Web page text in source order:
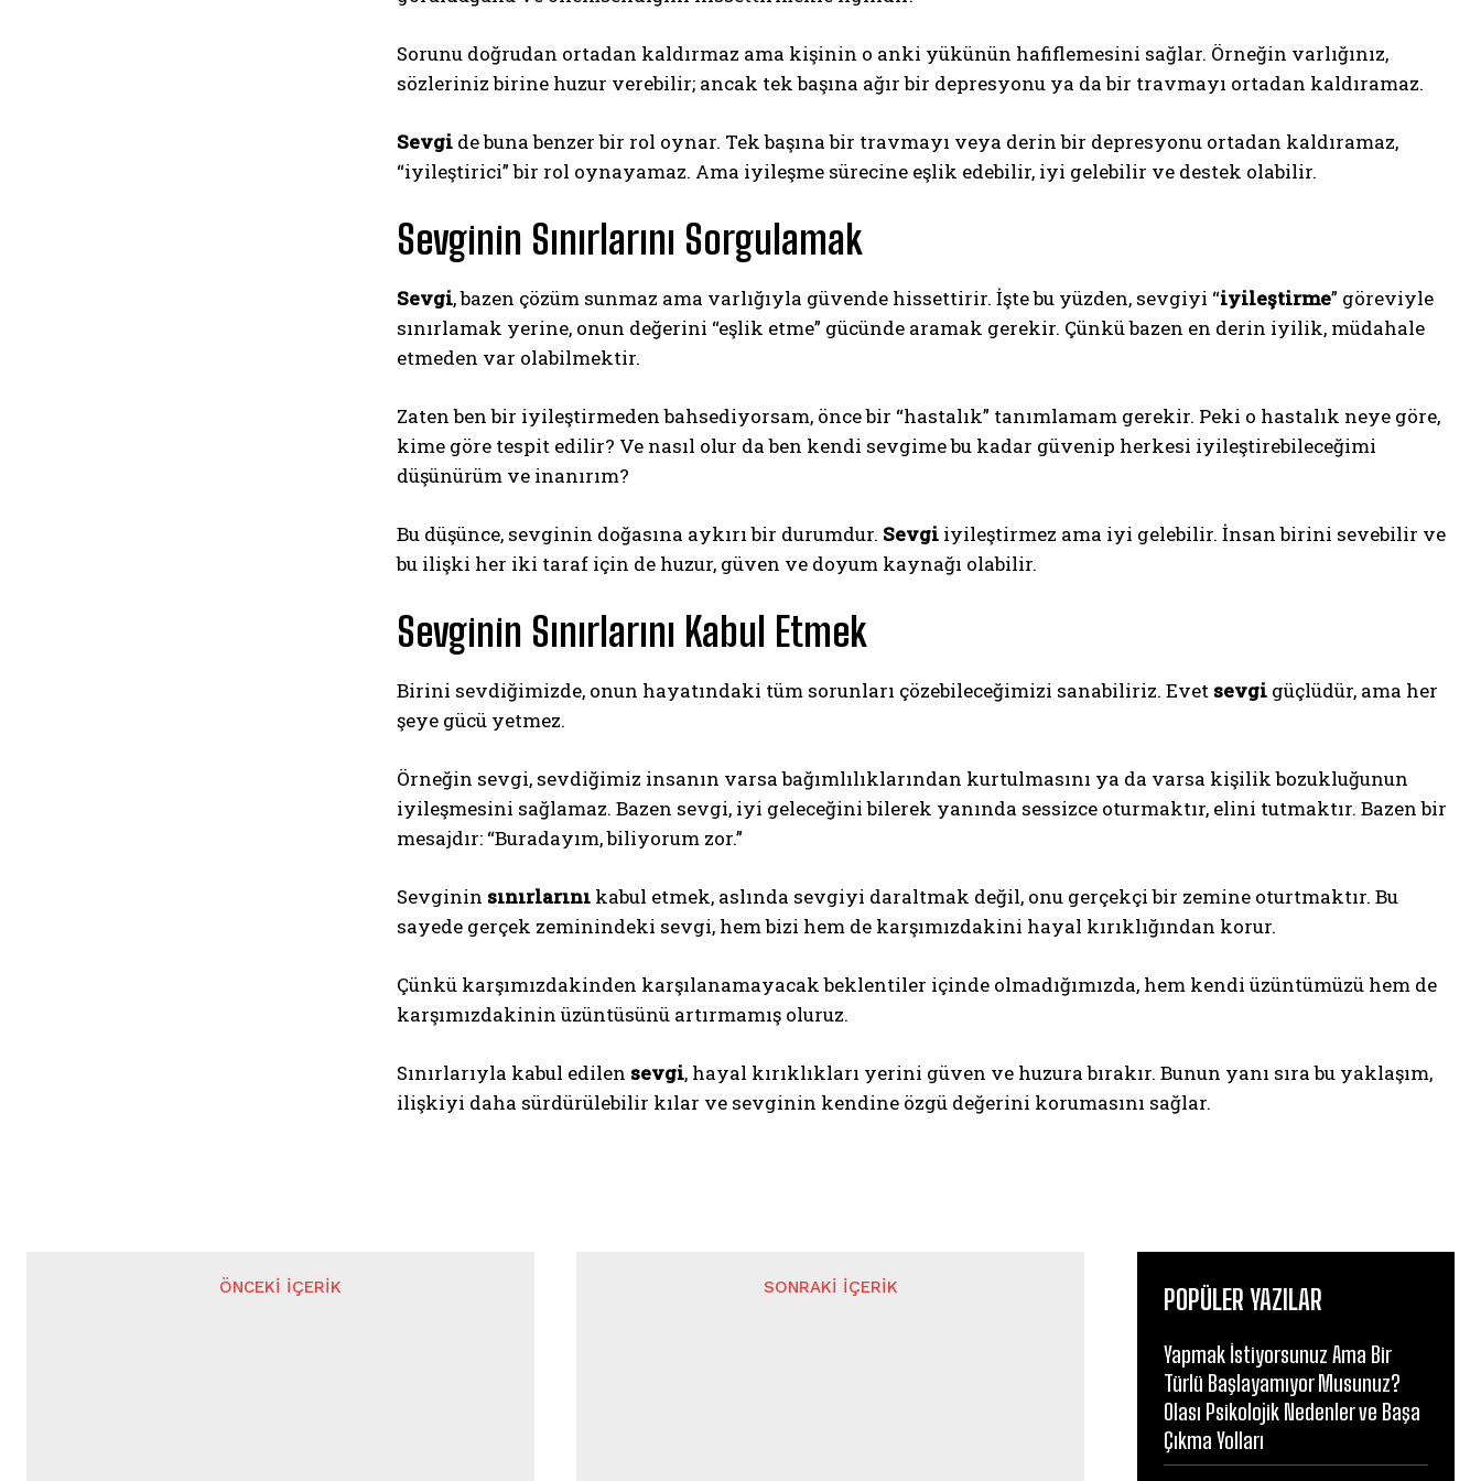
Sorunu doğrudan ortadan kaldırmaz ama kişinin o anki yükünün hafiflemesini sağlar. Örneğin varlığınız,
sözleriniz birine huzur verebilir; ancak tek başına ağır bir depresyonu ya da bir travmayı ortadan kaldıramaz.
Sevgi de buna benzer bir rol oynar. Tek başına bir travmayı veya derin bir depresyonu ortadan kaldıramaz,
“iyileştirici” bir rol oynayamaz. Ama iyileşme sürecine eşlik edebilir, iyi gelebilir ve destek olabilir.
Sevginin Sınırlarını Sorgulamak
Sevgi, bazen çözüm sunmaz ama varlığıyla güvende hissettirir. İşte bu yüzden, sevgiyi “iyileştirme” göreviyle
sınırlamak yerine, onun değerini “eşlik etme” gücünde aramak gerekir. Çünkü bazen en derin iyilik, müdahale
etmeden var olabilmektir.
Zaten ben bir iyileştirmeden bahsediyorsam, önce bir “hastalık” tanımlamam gerekir. Peki o hastalık neye göre,
kime göre tespit edilir? Ve nasıl olur da ben kendi sevgime bu kadar güvenip herkesi iyileştirebileceğimi
düşünürüm ve inanırım?
Bu düşünce, sevginin doğasına aykırı bir durumdur. Sevgi iyileştirmez ama iyi gelebilir. İnsan birini sevebilir ve
bu ilişki her iki taraf için de huzur, güven ve doyum kaynağı olabilir.
Sevginin Sınırlarını Kabul Etmek
Birini sevdiğimizde, onun hayatındaki tüm sorunları çözebileceğimizi sanabiliriz. Evet sevgi güçlüdür, ama her
şeye gücü yetmez.
Örneğin sevgi, sevdiğimiz insanın varsa bağımlılıklarından kurtulmasını ya da varsa kişilik bozukluğunun
iyileşmesini sağlamaz. Bazen sevgi, iyi geleceğini bilerek yanında sessizce oturmaktır, elini tutmaktır. Bazen bir
mesajdır: “Buradayım, biliyorum zor.”
Sevginin sınırlarını kabul etmek, aslında sevgiyi daraltmak değil, onu gerçekçi bir zemine oturtmaktır. Bu
sayede gerçek zeminindeki sevgi, hem bizi hem de karşımızdakini hayal kırıklığından korur.
Çünkü karşımızdakinden karşılanamayacak beklentiler içinde olmadığımızda, hem kendi üzüntümüzü hem de
karşımızdakinin üzüntüsünü artırmamış oluruz.
Sınırlarıyla kabul edilen sevgi, hayal kırıklıkları yerini güven ve huzura bırakır. Bunun yanı sıra bu yaklaşım,
ilişkiyi daha sürdürülebilir kılar ve sevginin kendine özgü değerini korumasını sağlar.
ÖNCEKI İÇERIK SONRAKI İÇERIK POPÜLER YAZILAR
Yapmak İstiyorsunuz Ama Bir
Türlü Başlayamıyor Musunuz?
Olası Psikolojik Nedenler ve Başa
Çıkma Yolları